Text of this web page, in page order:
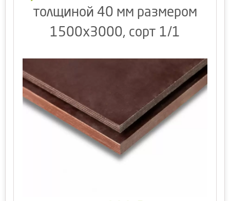
толщиной 40 мм размером
1500х3000, сорт 1/1